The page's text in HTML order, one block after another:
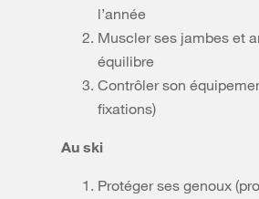
l’année
Muscler ses jambes et
équilibre
Contrôler son
fixations)
Au ski
Protéger ses genoux